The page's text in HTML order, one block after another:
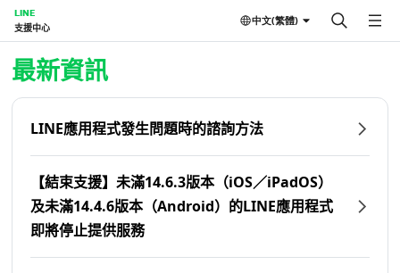
LINE
支援中心
中文(繁體)
首頁 | LINE支援中心
最新資訊
LINE應用程式發生問題時的諮詢方法
【結束支援】未滿14.6.3版本（iOS／iPadOS）
及未滿14.4.6版本（Android）的LINE應用程式
即將停止提供服務